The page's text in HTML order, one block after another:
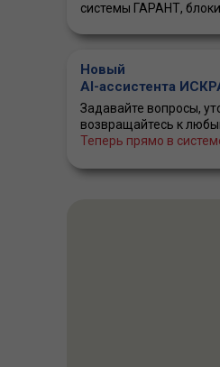
системы ГАРАНТ,
Новый
AI-ассистента
Задавайте вопросы,
возвращайтесь к
Теперь прямо в